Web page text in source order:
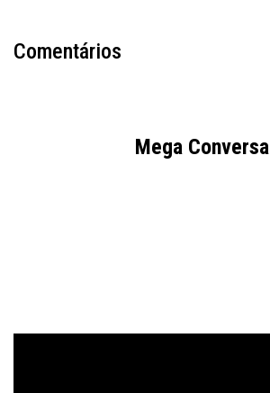
Comentários
Mega Conversa